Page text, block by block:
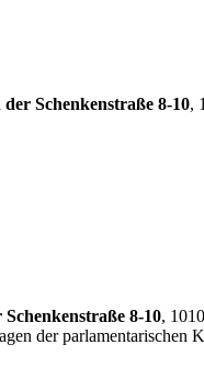
Schenkenstraße 8-10,
8-10,
der parlamentarischen